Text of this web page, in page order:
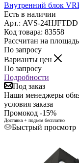
Внутренний блок
Есть в наличии
Арт.: AVS-24HJFTDD
Код товара: 83558
Рассчитан на
По запросу
Варианты цен
По запросу
Подробности
Под заказ
Наши менеджеры
условия заказа
Промокод -15%
Доставка + подъем бесплатно
Быстрый просмотр